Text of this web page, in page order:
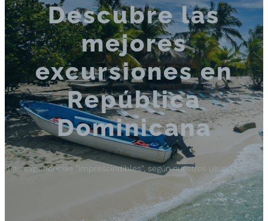
Descubre las
mejores
excursiones en
República
Dominicana
Las experiencias "imprescindibles", según nuestros usuarios.